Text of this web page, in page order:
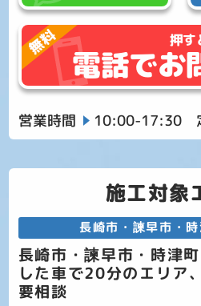
押す
電話でお
営業時間 10:00-17:30
施工対象
長崎市・諫早市・
長崎市・諫早市・時津
した車で20分のエリア
要相談